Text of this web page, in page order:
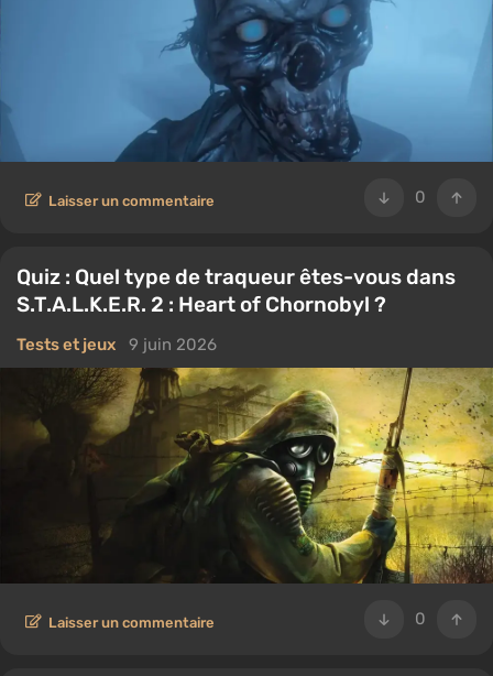
0
Laisser un commentaire
Quiz : Quel type de traqueur êtes-vous dans
S.T.A.L.K.E.R. 2 : Heart of Chornobyl ?
Tests et jeux 9 juin 2026
0
Laisser un commentaire